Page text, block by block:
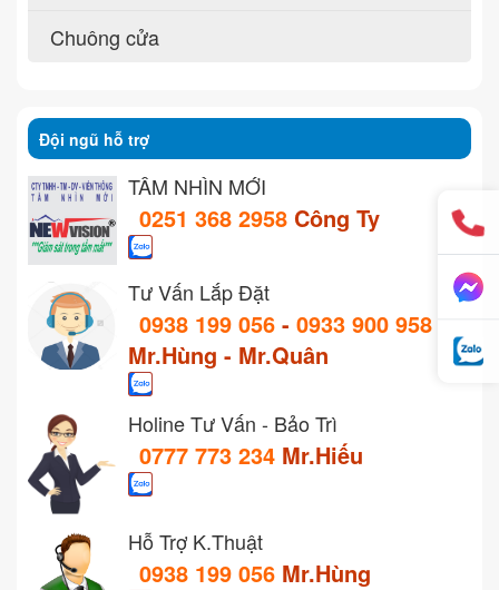
Chuông cửa
Đội ngũ hỗ trợ
TẦM NHÌN MỚI
0251 368 2958 Công Ty
Tư Vấn Lắp Đặt
0938 199 056 - 0933 900 958
Mr.Hùng - Mr.Quân
Holine Tư Vấn - Bảo Trì
0777 773 234 Mr.Hiếu
Hỗ Trợ K.Thuật
0938 199 056 Mr.Hùng